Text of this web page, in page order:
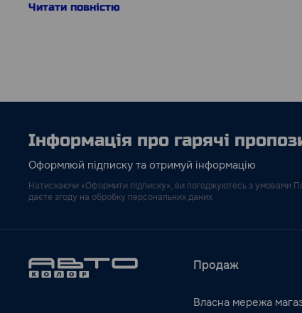
Читати повністю
Інформація про гарячі
Оформлюй підписку та отримуй інформацію
Натискаючи «Оформити підписку», ви погоджуютесь з умовами
даєте згоду на обробку персональних даних
Продаж
Власна мережа